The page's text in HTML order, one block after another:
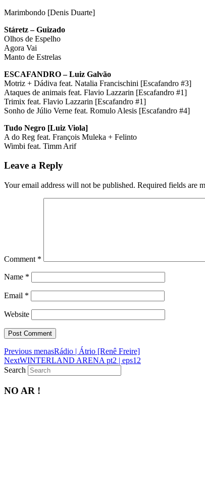
Marimbondo [Denis Duarte]
Stáretz – Guizado
Olhos de Espelho
Agora Vai
Manto de Estrelas
ESCAFANDRO – Luiz Galvão
Motriz + Dádiva feat. Natalia Francischini [Escafandro #3]
Ataques de animais feat. Flavio Lazzarin [Escafandro #1]
Trimix feat. Flavio Lazzarin [Escafandro #1]
Sonho de Júlio Verne feat. Romulo Alesis [Escafandro #4]
Tudo Negro [Luiz Viola]
A do Reg feat. François Muleka + Felinto
Wimbi feat. Timm Arif
Leave a Reply
Your email address will not be published. Required fields are
Comment *
Name *
Email *
Website
PreviousPrevious
post:
menasRádio | Átrio [Renê Freire]
NextNext
post:
WINTERLAND ARENA pt2 | eps12
Search
NO AR !